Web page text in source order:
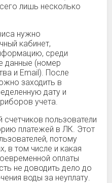
лишь несколько
нужно
кабинет,
среди
данные (номер
и Email). После
заходить в
дату и
учета.
пользователи
платежей в ЛК. Этот
потому
в том числе и какая
оплаты
не доводить дело до
воды за неуплату.